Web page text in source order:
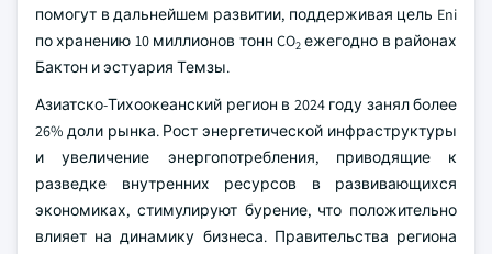
помогут в дальнейшем развитии, поддерживая цель Eni
по хранению 10 миллионов тонн CO2ежегодно в районах
Бактон и эстуария Темзы.
Азиатско-Тихоокеанский регион в 2024 году занял более
26% доли рынка. Рост энергетической инфраструктуры
и увеличение энергопотребления, приводящие к
разведке внутренних ресурсов в развивающихся
экономиках, стимулируют бурение, что положительно
влияет на динамику бизнеса. Правительства региона